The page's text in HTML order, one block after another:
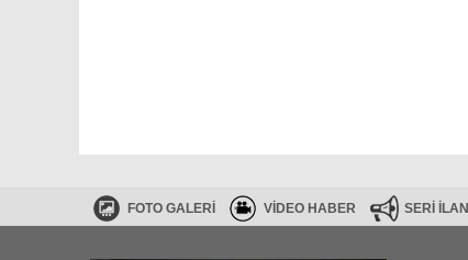
FOTO GALERİ VİDEO HABER SERİ İLAN